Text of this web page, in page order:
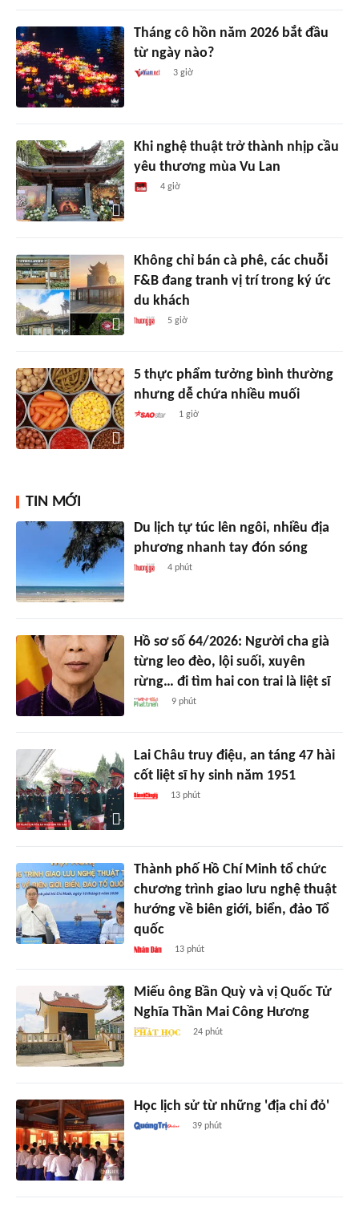
Tháng cô hồn năm 2026 bắt đầu
từ ngày nào?
3 giờ
Khi nghệ thuật trở thành nhịp cầu
yêu thương mùa Vu Lan
4 giờ
Không chỉ bán cà phê, các chuỗi
F&B đang tranh vị trí trong ký ức
du khách
5 giờ
5 thực phẩm tưởng bình thường
nhưng dễ chứa nhiều muối
1 giờ
TIN MỚI
Du lịch tự túc lên ngôi, nhiều địa
phương nhanh tay đón sóng
4 phút
Hồ sơ số 64/2026: Người cha già
từng leo đèo, lội suối, xuyên
rừng… đi tìm hai con trai là liệt sĩ
9 phút
Lai Châu truy điệu, an táng 47 hài
cốt liệt sĩ hy sinh năm 1951
13 phút
Thành phố Hồ Chí Minh tổ chức
chương trình giao lưu nghệ thuật
hướng về biên giới, biển, đảo Tổ
quốc
13 phút
Miếu ông Bần Quỳ và vị Quốc Tử
Nghĩa Thần Mai Công Hương
24 phút
Học lịch sử từ những 'địa chỉ đỏ'
39 phút